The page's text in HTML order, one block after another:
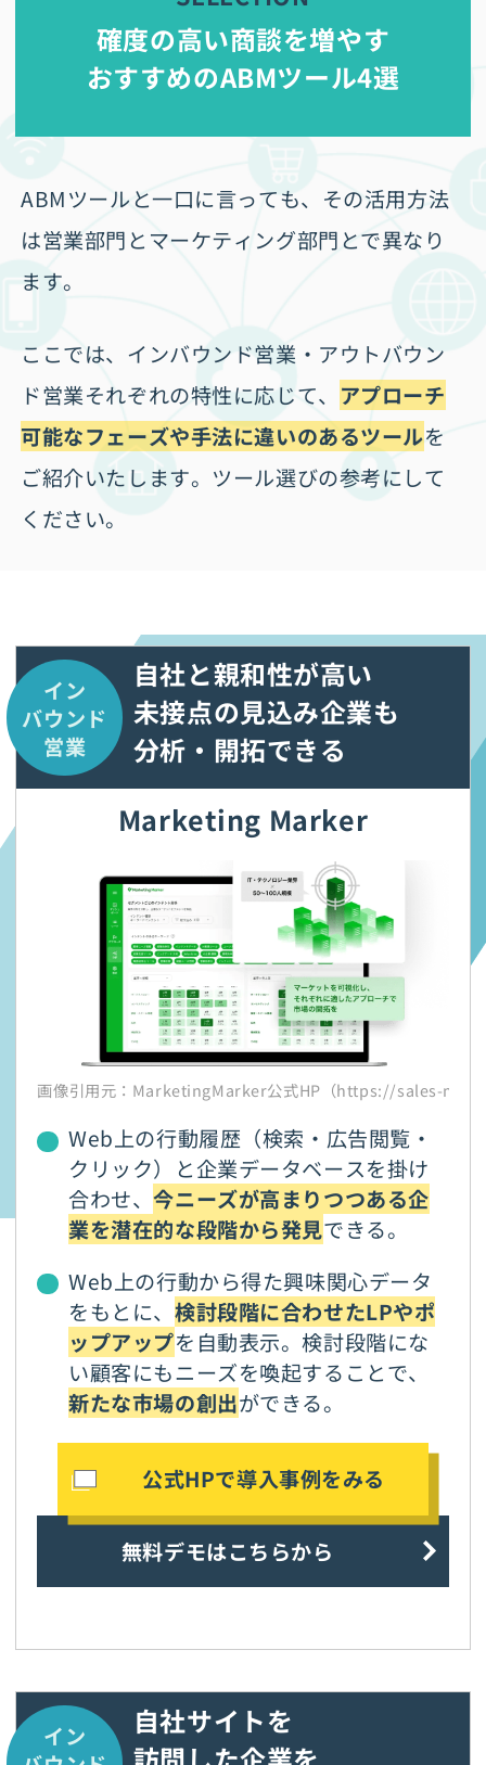
確度の高い商談を増やす
おすすめのABMツール4選
ABMツールと一口に言っても、その活用方法
は営業部門とマーケティング部門とで異なり
ます。
ここでは、インバウンド営業・アウトバウン
ド営業それぞれの特性に応じて、 アプローチ
可能なフェーズや手法に違いのあるツールを
ご紹介いたします。ツール選びの参考にして
ください。
イン
バウンド
営業
自社と親和性が高い
未接点の見込み企業も
分析・開拓できる
Marketing Marker
画像引用元：MarketingMarker公式HP（https://sales-
Web上の行動履歴（検索・広告閲覧・
クリック）と企業データベースを掛け
合わせ、今ニーズが高まりつつある企
業を潜在的な段階から発見できる。
Web上の行動から得た興味関心データ
をもとに、 検討段階に合わせたLPやポ
ップアップを自動表示。検討段階にな
い顧客にもニーズを喚起することで、
新たな市場の創出ができる。
公式HPで導入事例をみる
無料デモはこちらから
イン
自社サイトを